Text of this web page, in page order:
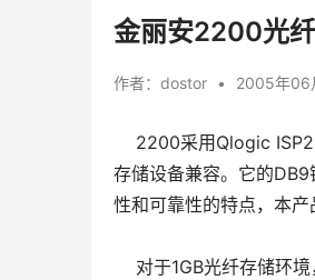
金丽安2200光
作者： dostor • 2005年06
2200采用Qlogic
存储设备兼容。它的
性和可靠性的特点，本产
对于1GB光纤存储环境